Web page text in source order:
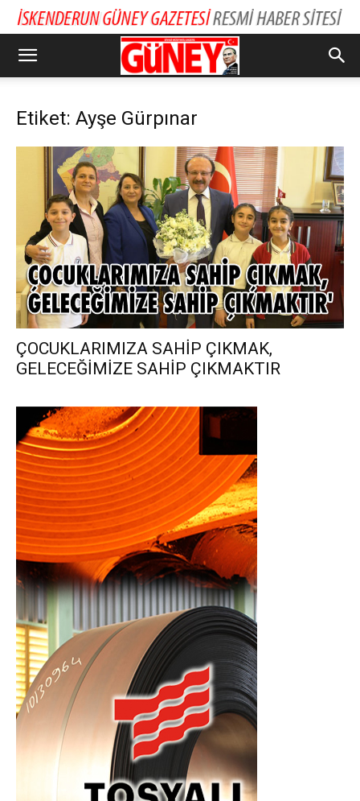
Etiket: Ayşe Gürpınar
ÇOCUKLARIMIZA SAHİP ÇIKMAK,
GELECEĞİMİZE SAHİP ÇIKMAKTIR